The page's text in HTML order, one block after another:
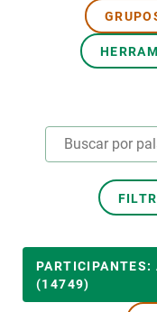
PARTICIPANTES:
(14749)
NOTICIAS Y AGENDA